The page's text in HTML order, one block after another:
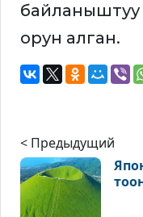
байланыштуу
орун алган.
< Предыдущий